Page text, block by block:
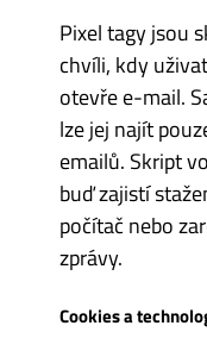
Pixel tagy jsou
chvíli, kdy
otevře e-mail.
lze jej najít
emailů. Skript
buď zajistí
počítač nebo
zprávy.
Cookies a